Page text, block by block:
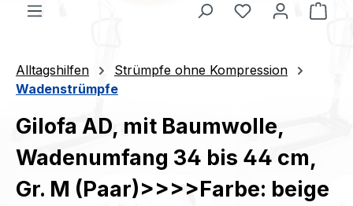
Du hast 0
Alltagshilfen
Strümpfe ohne Kompression
Wadenstrümpfe
Gilofa AD, mit Baumwolle,
Wadenumfang 34 bis 44 cm,
Gr. M (Paar)>>>>Farbe: beige